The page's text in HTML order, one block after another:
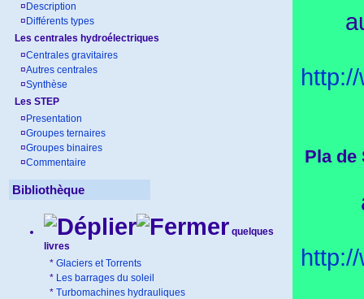
¤ Description
¤ Différents types
Les centrales hydroélectriques
¤Centrales gravitaires
¤Autres centrales
¤Synthèse
Les STEP
¤ Presentation
¤Groupes ternaires
¤Groupes binaires
¤Commentaire
Bibliothèque
quelques
livres
* Glaciers et Torrents
* Les barrages du soleil
* Turbomachines hydrauliques
Pla de